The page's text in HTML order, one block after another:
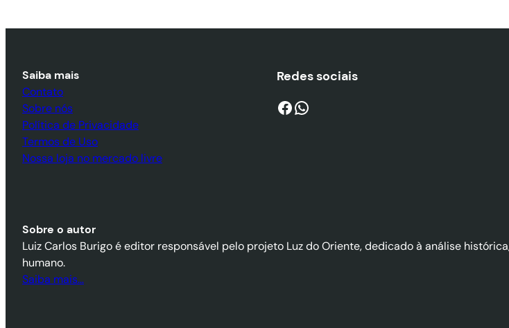
Saiba mais
Contato
Sobre nós
Política de Privacidade
Termos de Uso
Nossa loja no mercado livre
Redes sociais
Facebook WhatsApp
Sobre o autor
Luiz Carlos Burigo é editor responsável pelo projeto Luz do Oriente, dedicado à análise
humano.
Saiba mais…